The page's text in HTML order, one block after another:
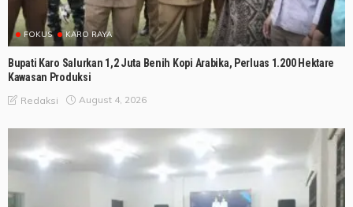
FOKUS KARO RAYA
Bupati Karo Salurkan 1,2 Juta Benih Kopi Arabika, Perluas 1.200 Hektare
Kawasan Produksi
Redaksi August 4, 2026